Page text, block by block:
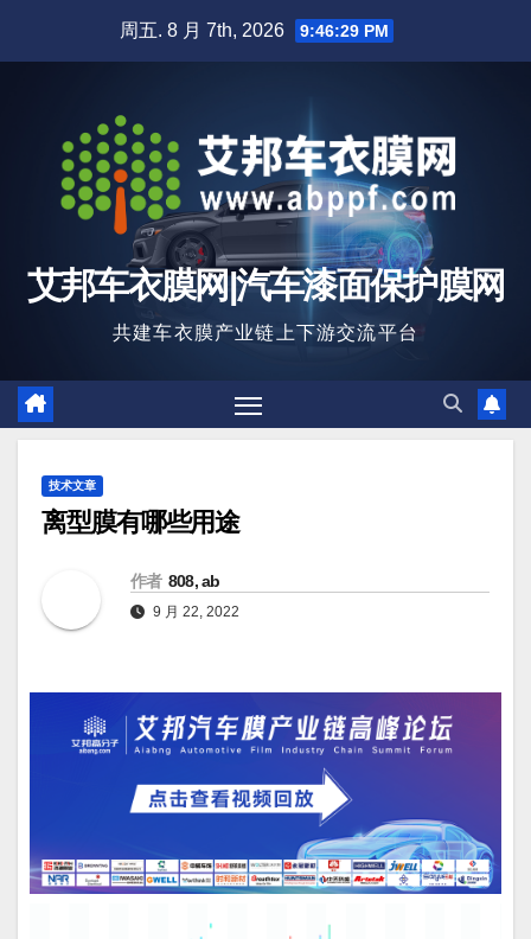
周五. 8 月 7th, 2026 9:46:30 PM
艾邦车衣膜网|汽车漆面保护膜网
共建车衣膜产业链上下游交流平台
技术文章
离型膜有哪些用途
作者 808, ab
9 月 22, 2022